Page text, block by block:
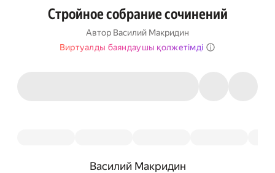
Стройное собрание сочинений
Автор Василий Макридин
Виртуалды баяндаушы қолжетімді
Василий Макридин